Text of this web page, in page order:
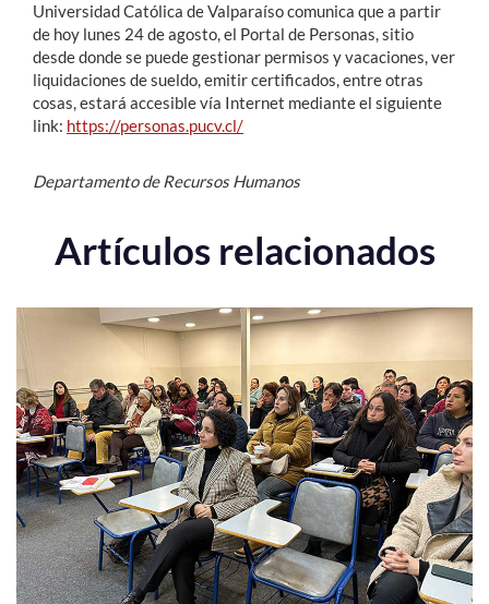
English
Universidad Católica de Valparaíso comunica que a partir
de hoy lunes 24 de agosto, el Portal de Personas, sitio
desde donde se puede gestionar permisos y vacaciones, ver
liquidaciones de sueldo, emitir certificados, entre otras
cosas, estará accesible vía Internet mediante el siguiente
link: https://personas.pucv.cl/
Departamento de Recursos Humanos
Artículos relacionados